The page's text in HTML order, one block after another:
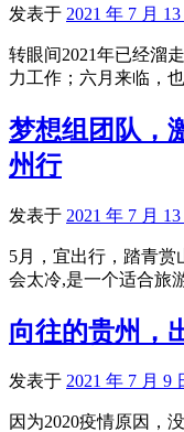
发表于 2021 年 7 月 13
转眼间2021年已经溜
力工作；六月来临，
梦想组团队，
州行
发表于 2021 年 7 月 13
5月，宜出行，踏青
会太冷,是一个适合旅
向往的贵州，
发表于 2021 年 7 月 9
因为2020疫情原因，